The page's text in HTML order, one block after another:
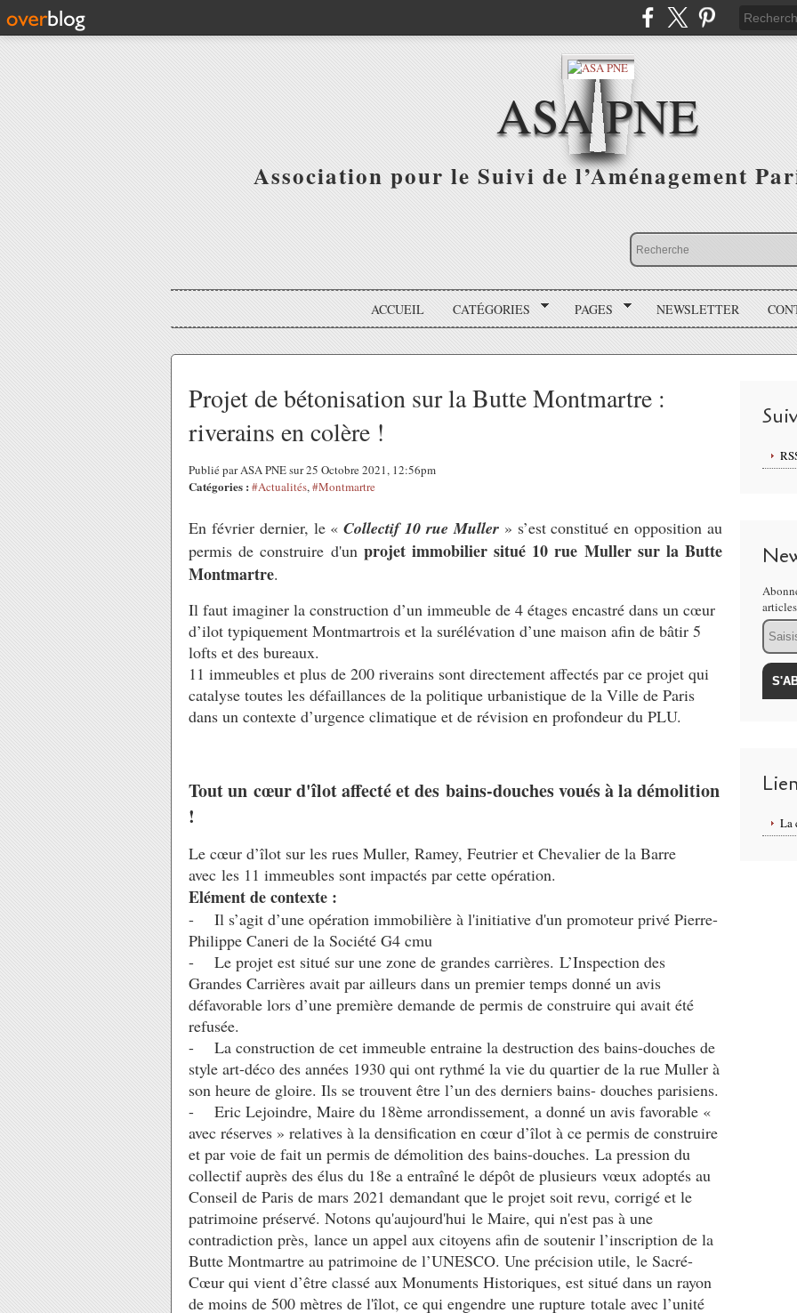
ASA PNE
Association pour le Suivi de l’Aménagement
ACCUEIL CATÉGORIES PAGES NEWSLETTER
Projet de bétonisation sur la Butte Montmartre :
riverains en colère !
Publié par ASA PNE sur 25 Octobre 2021, 12:56pm
Catégories : #Actualités,#Montmartre
En février dernier, le «Collectif 10 rue Muller » s’est constitué en opposition au
permis de construire d'un projet immobilier situé 10 rue Muller sur la Butte
Montmartre.
Il faut imaginer la construction d’un immeuble de 4 étages encastré dans un cœur
d’ilot typiquement Montmartrois et la surélévation d’une maison afin de bâtir 5
lofts et des bureaux.
11 immeubles et plus de 200 riverains sont directement affectés par ce projet qui
catalyse toutes les défaillances de la politique urbanistique de la Ville de Paris
dans un contexte d’urgence climatique et de révision en profondeur du PLU.
Tout un cœur d'îlot affecté et des bains-douches voués à la démolition
!
Le cœur d’îlot sur les rues Muller, Ramey, Feutrier et Chevalier de la Barre
avec les 11 immeubles sont impactés par cette opération.
Elément de contexte :
- Il s’agit d’une opération immobilière à l'initiative d'un promoteur privé Pierre-
Philippe Caneri de la Société G4 cmu
- Le projet est situé sur une zone de grandes carrières. L’Inspection des
Grandes Carrières avait par ailleurs dans un premier temps donné un avis
défavorable lors d’une première demande de permis de construire qui avait été
refusée.
- La construction de cet immeuble entraine la destruction des bains-douches de
style art-déco des années 1930 qui ont rythmé la vie du quartier de la rue Muller à
son heure de gloire. Ils se trouvent être l’un des derniers bains- douches parisiens.
- Eric Lejoindre, Maire du 18ème arrondissement, a donné un avis favorable «
avec réserves » relatives à la densification en cœur d’îlot à ce permis de construire
et par voie de fait un permis de démolition des bains-douches. La pression du
collectif auprès des élus du 18e a entraîné le dépôt de plusieurs vœux adoptés au
Conseil de Paris de mars 2021 demandant que le projet soit revu, corrigé et le
patrimoine préservé. Notons qu'aujourd'hui le Maire, qui n'est pas à une
contradiction près, lance un appel aux citoyens afin de soutenir l’inscription de la
Butte Montmartre au patrimoine de l’UNESCO. Une précision utile, le Sacré-
Cœur qui vient d’être classé aux Monuments Historiques, est situé dans un rayon
de moins de 500 mètres de l'îlot, ce qui engendre une rupture totale avec l’unité
Email
La